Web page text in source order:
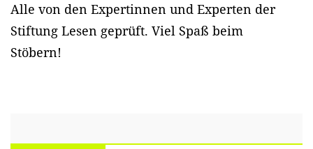
Alle von den Expertinnen und Experten der
Stiftung Lesen geprüft. Viel Spaß beim
Stöbern!